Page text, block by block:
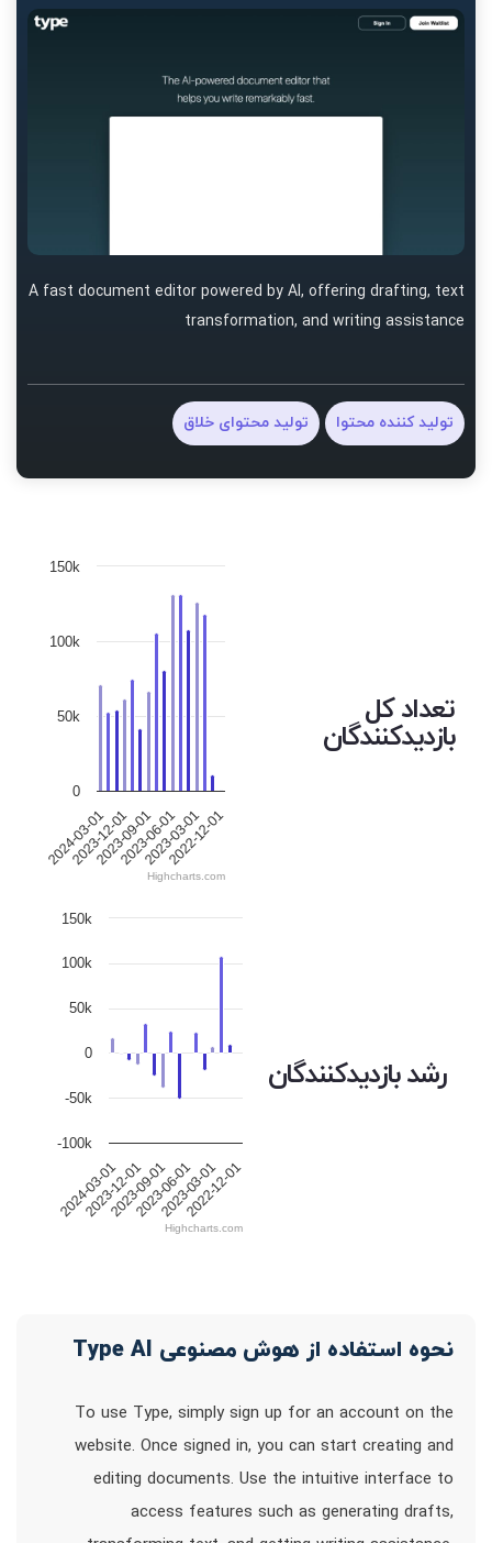
A fast document editor powered by AI, offering drafting, text
transformation, and writing assistance
تولید کننده محتوا تولید محتوای خلاق
تعداد کل
بازدیدکنندگان
2024-03-01
2023-12-01
2023-09-01
2023-06-01
2023-03-01
2022-12-01
0
50k
100k
150k
Highcharts.com
رشد بازدیدکنندگان
2024-03-01
2023-12-01
2023-09-01
2023-06-01
2023-03-01
2022-12-01
-100k
-50k
0
50k
100k
150k
Highcharts.com
نحوه استفاده از هوش مصنوعی Type AI
To use Type, simply sign up for an account on the
website. Once signed in, you can start creating and
editing documents. Use the intuitive interface to
access features such as generating drafts,